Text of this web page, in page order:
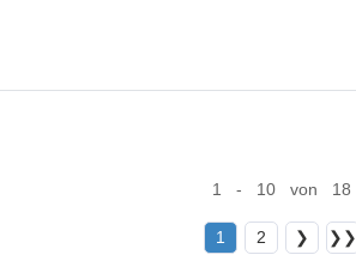
1 - 10 von 18
1 2 ❯ ❯❯